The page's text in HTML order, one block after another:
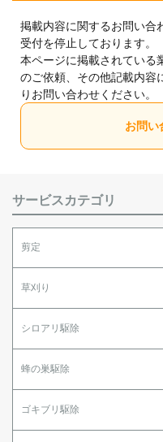
掲載内容に関するお問い合
受付を停止しております。
本ページに掲載されている
のご依頼、その他記載内容
りお問い合わせください。
お問い
サービスカテゴリ
剪定
草刈り
シロアリ駆除
蜂の巣駆除
ゴキブリ駆除